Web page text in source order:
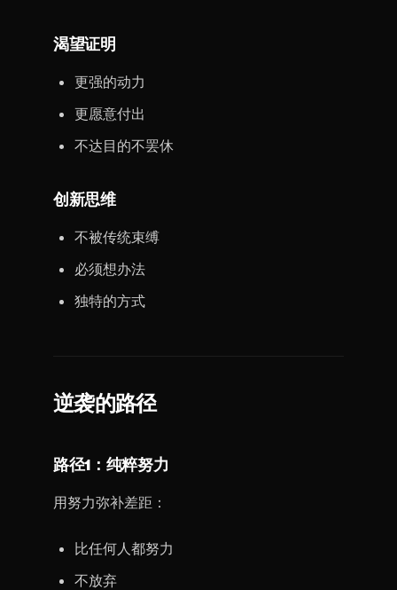
渴望证明
更强的动力
更愿意付出
不达目的不罢休
创新思维
不被传统束缚
必须想办法
独特的方式
逆袭的路径
路径1：纯粹努力
用努力弥补差距：
比任何人都努力
不放弃